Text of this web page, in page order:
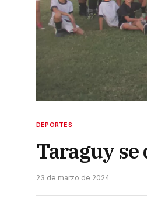
DEPORTES
Taraguy se
23 de marzo de 2024